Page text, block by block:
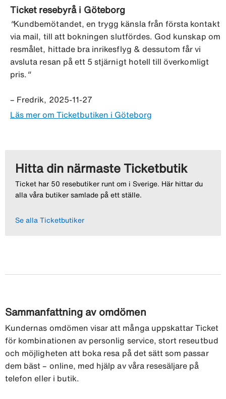
Ticket resebyrå i Göteborg
"Kundbemötandet, en trygg känsla från första kontakt
via mail, till att bokningen slutfördes. God kunskap om
resmålet, hittade bra inrikesflyg & dessutom får vi
avsluta resan på ett 5 stjärnigt hotell till överkomligt
pris. "
– Fredrik, 2025-11-27
Läs mer om Ticketbutiken i Göteborg
Hitta din närmaste Ticketbutik
Ticket har 50 resebutiker runt om i Sverige. Här hittar du
alla våra butiker samlade på ett ställe.
Se alla Ticketbutiker
Sammanfattning av omdömen
Kundernas omdömen visar att många uppskattar Ticket
för kombinationen av personlig service, stort reseutbud
och möjligheten att boka resa på det sätt som passar
dem bäst – online, med hjälp av våra resesäljare på
telefon eller i butik.